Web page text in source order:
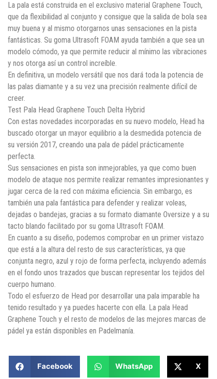
La pala está construida en el exclusivo material Graphene Touch,
que da flexibilidad al conjunto y consigue que la salida de bola sea
muy buena y al mismo otorgarnos unas sensaciones en la pista
fantásticas. Su goma Ultrasoft FOAM ayuda también a que sea un
modelo cómodo, ya que permite reducir al mínimo las vibraciones
y nos otorga así un control increíble.
En definitiva, un modelo versátil que nos dará toda la potencia de
las palas diamante y a su vez una precisión realmente difícil de
creer.
Test Pala Head Graphene Touch Delta Hybrid
Con estas novedades incorporadas en su nuevo modelo, Head ha
buscado otorgar un mayor equilibrio a la desmedida potencia de
su versión 2017, creando una pala de pádel prácticamente
perfecta.
Sus sensaciones en pista son inmejorables, ya que como buen
modelo de ataque nos permite realizar remantes impresionantes y
jugar cerca de la red con máxima eficiencia. Sin embargo, es
también una pala fantástica para defender y realizar voleas,
dejadas o bandejas, gracias a su formato diamante Oversize y a su
tacto blando facilitado por su goma Ultrasoft FOAM.
En cuanto a su diseño, podemos comprobar en un primer vistazo
que está a la altura del resto de sus características, ya que
conjunta negro, azul y rojo de forma perfecta, incluyendo además
en el fondo unos trazados que buscan representar los tejidos del
cuerpo humano.
Todo el esfuerzo de Head por desarrollar una pala imparable ha
tenido resultado y ya puedes hacerte con ella. La pala Head
Graphene Touch y el resto de modelos de las mejores marcas de
pádel ya están disponibles en Padelmanía.
Facebook WhatsApp X